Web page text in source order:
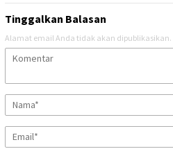
Tinggalkan Balasan
Alamat email Anda tidak akan dipublikasikan.